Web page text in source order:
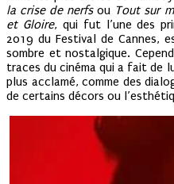
la crise de nerfsou Tout sur
et Gloire, qui fut l’une des
2019 du Festival de Cannes,
sombre et nostalgique.
traces du cinéma qui a fait de
plus acclamé, comme des
de certains décors ou